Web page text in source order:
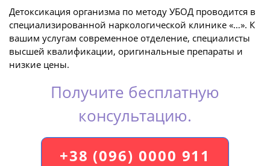
Детоксикация организма по методу УБОД проводится в
специализированной наркологической клинике «…». К
вашим услугам современное отделение, специалисты
высшей квалификации, оригинальные препараты и
низкие цены.
Получите бесплатную
консультацию.
+38 (096) 0000 911